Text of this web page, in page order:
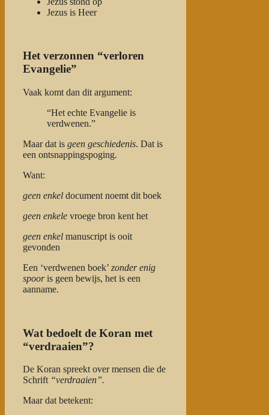
Jezus is Heer
Het verzonnen “verloren
Evangelie”
Vaak komt dan dit argument:
“Het echte Evangelie is
verdwenen.”
Maar dat is geen geschiedenis. Dat is
een ontsnappingspoging.
Want:
geen enkel document noemt dit boek
geen enkele vroege bron kent het
geen enkel manuscript is ooit
gevonden
Een ‘verdwenen boek’ zonder enig
spooris geen bewijs, het is een
aanname.
Wat bedoelt de Koran met
“verdraaien”?
De Koran spreekt over mensen die de
Schrift “verdraaien”.
Maar dat betekent: